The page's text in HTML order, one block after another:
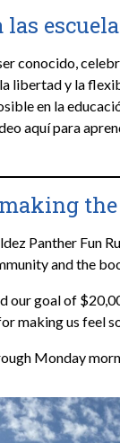
las
conocido,
libertad y la
en la
aquí para
the
Panther Fun
and the
our goal of
making us feel
Monday